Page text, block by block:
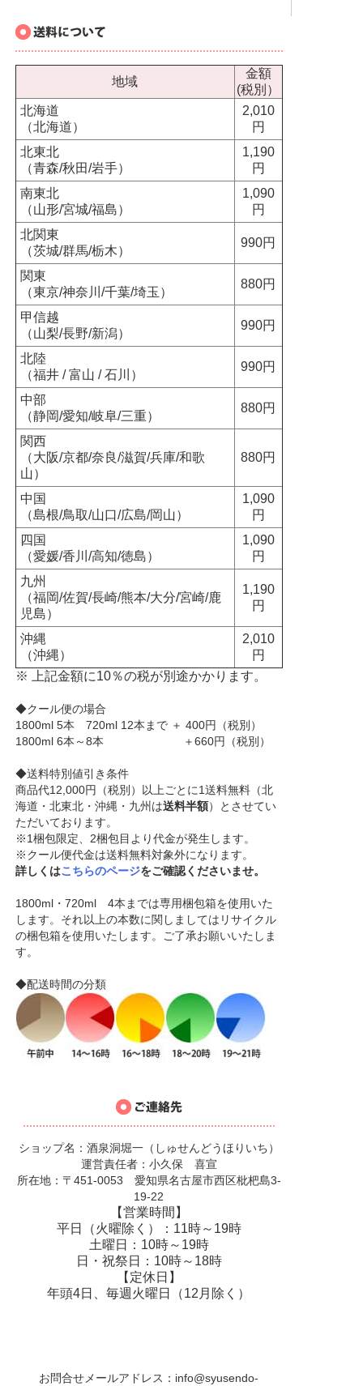
地域
金額
(税別）
北海道
（北海道）
2,010
円
北東北
（青森/秋田/岩手）
1,190
円
南東北
（山形/宮城/福島）
1,090
円
北関東
（茨城/群馬/栃木）
990円
関東
（東京/神奈川/千葉/埼玉）
880円
甲信越
（山梨/長野/新潟）
990円
北陸
（福井 / 富山 / 石川）
990円
中部
（静岡/愛知/岐阜/三重）
880円
関西
（大阪/京都/奈良/滋賀/兵庫/和歌
山）
880円
中国
（島根/鳥取/山口/広島/岡山）
1,090
円
四国
（愛媛/香川/高知/徳島）
1,090
円
九州
（福岡/佐賀/長崎/熊本/大分/宮崎/鹿
児島）
1,190
円
沖縄
（沖縄）
2,010
円
※ 上記金額に10％の税が別途かかります。
◆クール便の場合
1800ml 5本 720ml 12本まで ＋ 400円（税別）
1800ml 6本～8本 ＋660円（税別）
◆送料特別値引き条件
商品代12,000円（税別）以上ごとに1送料無料（北
海道・北東北・沖縄・九州は送料半額）とさせてい
ただいております。
※1梱包限定、2梱包目より代金が発生します。
※クール便代金は送料無料対象外になります。
詳しくはこちらのページをご確認くださいませ。
1800ml・720ml 4本までは専用梱包箱を使用いた
します。それ以上の本数に関しましてはリサイクル
の梱包箱を使用いたします。ご了承お願いいたしま
す。
◆配送時間の分類
ショップ名：酒泉洞堀一（しゅせんどうほりいち）
運営責任者：小久保 喜宣
所在地：〒451-0053 愛知県名古屋市西区枇杷島3-
19-22
【営業時間】
平日（火曜除く）：11時～19時
土曜日：10時～19時
日・祝祭日：10時～18時
【定休日】
年頭4日、毎週火曜日（12月除く）
お問合せメールアドレス： info@syusendo-